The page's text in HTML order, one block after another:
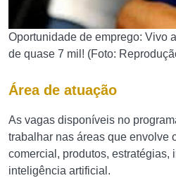
Oportunidade de emprego: Vivo
de quase 7 mil! (Foto:
Área de atuação
As vagas disponíveis no
trabalhar nas áreas que envolve
comercial, produtos, estratégias,
inteligência artificial.